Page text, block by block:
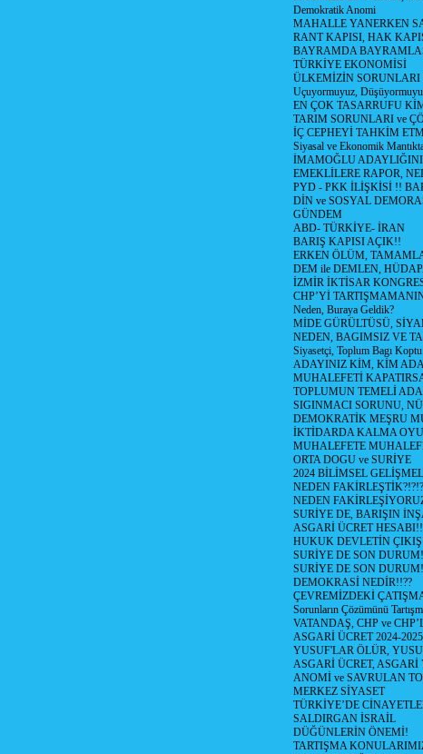
Demokratik Anomi
MAHALLE YANERKEN
RANT KAPISI, HAK
BAYRAMDA
TÜRKİYE EKONOMİSİ
ÜLKEMİZİN SORUNLARI
Uçuyormuyuz,
EN ÇOK TASARRUFU
TARIM SORUNLARI ve
İÇ CEPHEYİ TAHKİM
Siyasal ve Ekonomik
İMAMOĞLU
EMEKLİLERE RAPOR,
PYD - PKK İLİŞKİSİ !!
DİN ve SOSYAL
GÜNDEM
ABD- TÜRKİYE- İRAN
BARIŞ KAPISI AÇIK!!
ERKEN ÖLÜM,
DEM ile DEMLEN,
İZMİR İKTİSAR
CHP’Yİ
Neden, Buraya Geldik?
MİDE GÜRÜLTÜSÜ,
NEDEN, BAGIMSIZ VE
Siyasetçi, Toplum Bagı
ADAYINIZ KİM, KİM
MUHALEFETİ
TOPLUMUN TEMELİ
SIGINMACI SORUNU,
DEMOKRATİK MEŞRU
İKTİDARDA KALMA
MUHALEFETE
ORTA DOGU ve SURİYE
2024 BİLİMSEL
NEDEN FAKİRLEŞTİK?!?!?
NEDEN
SURİYE DE, BARIŞIN
ASGARİ ÜCRET
HUKUK DEVLETİN
SURİYE DE SON
SURİYE DE SON
DEMOKRASİ NEDİR!!??
ÇEVREMİZDEKİ
Sorunların Çözümünü
VATANDAŞ, CHP ve
ASGARİ ÜCRET 2024-
YUSUF'LAR ÖLÜR,
ASGARİ ÜCRET,
ANOMİ ve SAVRULAN
MERKEZ SİYASET
TÜRKİYE’DE
SALDIRGAN İSRAİL
DÜĞÜNLERİN ÖNEMİ!
TARTIŞMA